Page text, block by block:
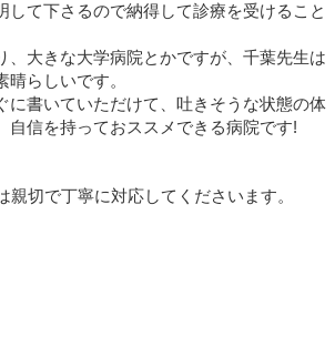
て下さるので納得して診療を受けること
大きな大学病院とかですが、千葉先生は
らしいです。
に書いていただけて、吐きそうな状態の体
信を持っておススメできる病院です!
切で丁寧に対応してくださいます。